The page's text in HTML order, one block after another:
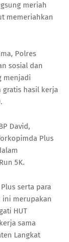
meriah
memeriahkan
Polres
sosial dan
menjadi
gratis hasil kerja
David,
Plus
5K.
serta para
ini merupakan
HUT
sama
Langkat